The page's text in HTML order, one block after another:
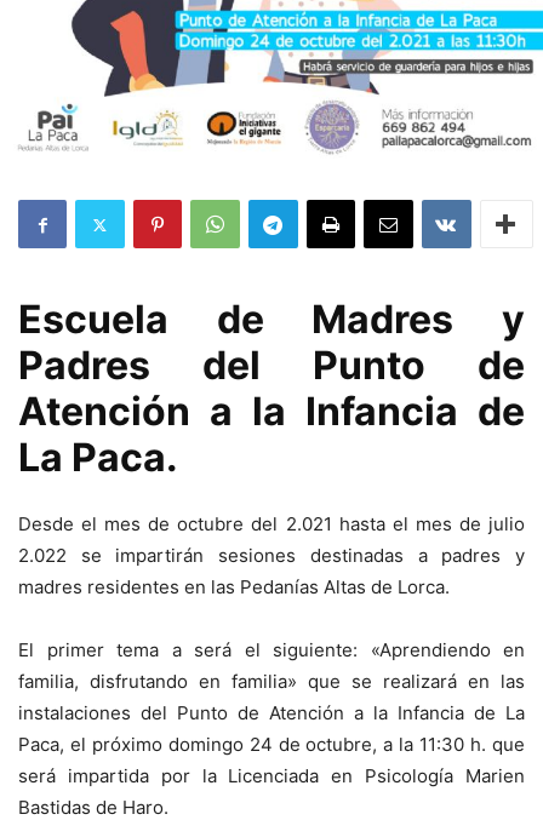
Escuela de Madres y
Padres del Punto de
Atención a la Infancia de
La Paca.
Desde el mes de octubre del 2.021 hasta el mes de julio
2.022 se impartirán sesiones destinadas a padres y
madres residentes en las Pedanías Altas de Lorca.
El primer tema a será el siguiente: «Aprendiendo en
familia, disfrutando en familia» que se realizará en las
instalaciones del Punto de Atención a la Infancia de La
Paca, el próximo domingo 24 de octubre, a la 11:30 h. que
será impartida por la Licenciada en Psicología Marien
Bastidas de Haro.